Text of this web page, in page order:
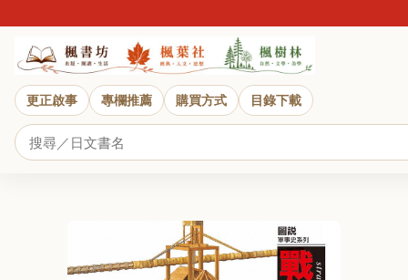
更正啟事 專欄推薦 購買方式 目錄下載